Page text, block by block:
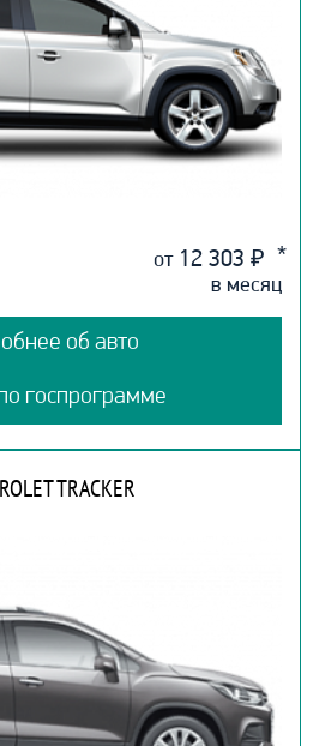
от 12 303 ₽
в месяц
об авто
госпрограмме
TRACKER